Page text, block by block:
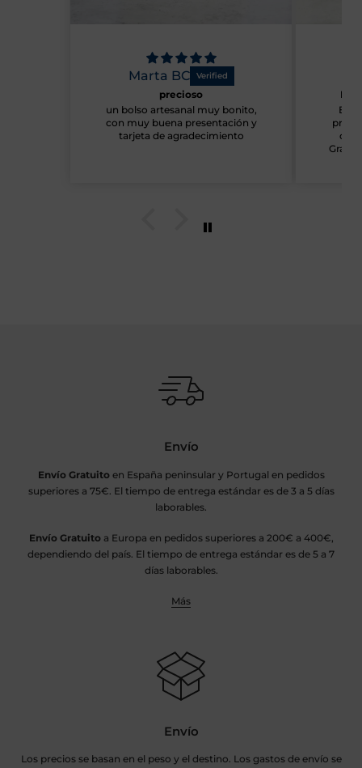
Marta BC
precioso
un bolso artesanal muy bonito,
con muy buena presentación y
tarjeta de agradecimiento
Envío
Envío Gratuitoen España peninsular y Portugal en pedidos
superiores a 75€. El tiempo de entrega estándar es de 3 a 5 días
laborables.
Envío Gratuitoa Europa en pedidos superiores a 200€ a 400€,
dependiendo del país. El tiempo de entrega estándar es de 5 a 7
días laborables.
Más
Envío
Los precios se basan en el peso y el destino. Los gastos de envío se